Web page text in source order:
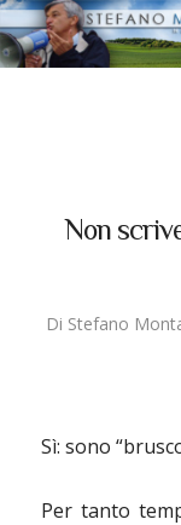
Non
Di Stefano
Sì: sono
Per tanto